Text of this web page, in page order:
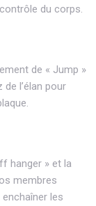
du corps.
de « Jump »
l’élan pour
hanger » et la
membres
les